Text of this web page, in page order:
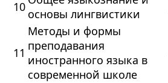
10 основы лингвистики
11
Методы и формы
преподавания
иностранного языка в
современной школе